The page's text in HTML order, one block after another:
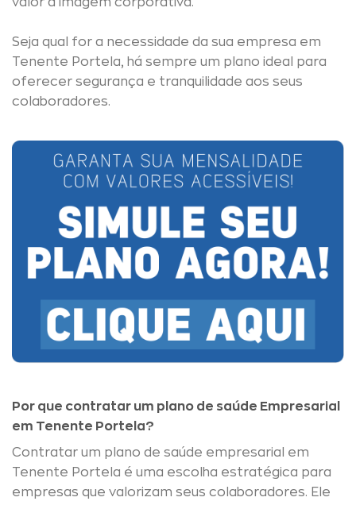
Seja qual for a necessidade da sua empresa em
Tenente Portela, há sempre um plano ideal para
oferecer segurança e tranquilidade aos seus
colaboradores.
Por que contratar um plano de saúde Empresarial
em Tenente Portela?
Contratar um plano de saúde empresarial em
Tenente Portela é uma escolha estratégica para
empresas que valorizam seus colaboradores. Ele